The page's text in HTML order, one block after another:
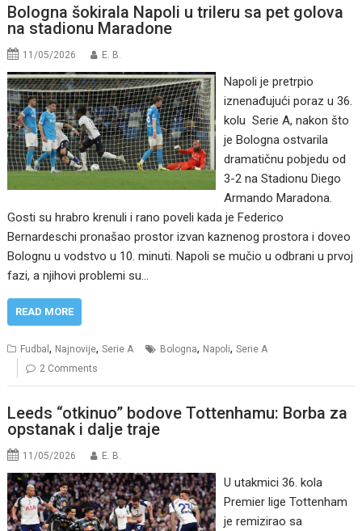
Bologna šokirala Napoli u trileru sa pet golova
na stadionu Maradone
11/05/2026 E. B.
Napoli je pretrpio
iznenađujući poraz u 36.
kolu Serie A, nakon što
je Bologna ostvarila
dramatičnu pobjedu od
3-2 na Stadionu Diego
Armando Maradona.
Gosti su hrabro krenuli i rano poveli kada je Federico
Bernardeschi pronašao prostor izvan kaznenog prostora i doveo
Bolognu u vodstvo u 10. minuti. Napoli se mučio u odbrani u prvoj
fazi, a njihovi problemi su…
READ MORE
Fudbal, Najnovije,Serie A Bologna, Napoli,Serie A
2 Comments
Leeds “otkinuo” bodove Tottenhamu: Borba za
opstanak i dalje traje
11/05/2026 E. B.
U utakmici 36. kola
Premier lige Tottenham
je remizirao sa